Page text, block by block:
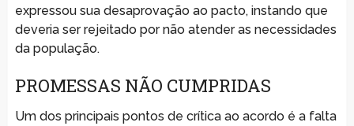
expressou sua desaprovação ao pacto, instando que
deveria ser rejeitado por não atender as necessidades
da população.
PROMESSAS NÃO CUMPRIDAS
Um dos principais pontos de crítica ao acordo é a falta